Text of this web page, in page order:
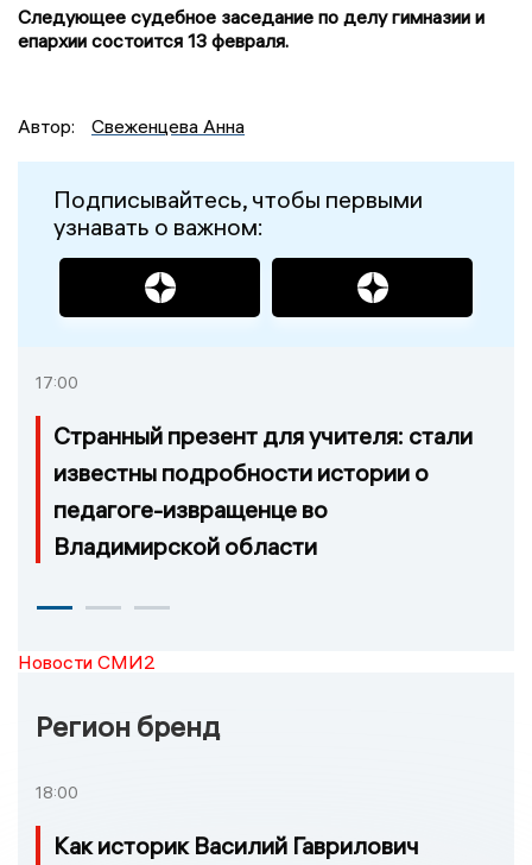
Следующее судебное заседание по делу гимназии и
епархии состоится 13 февраля.
Автор: Свеженцева Анна
Подписывайтесь, чтобы первыми
узнавать о важном:
17:00
Странный презент для учителя: стали
известны подробности истории о
педагоге-извращенце во
Владимирской области
Новости СМИ2
Регион бренд
18:00
Как историк Василий Гаврилович